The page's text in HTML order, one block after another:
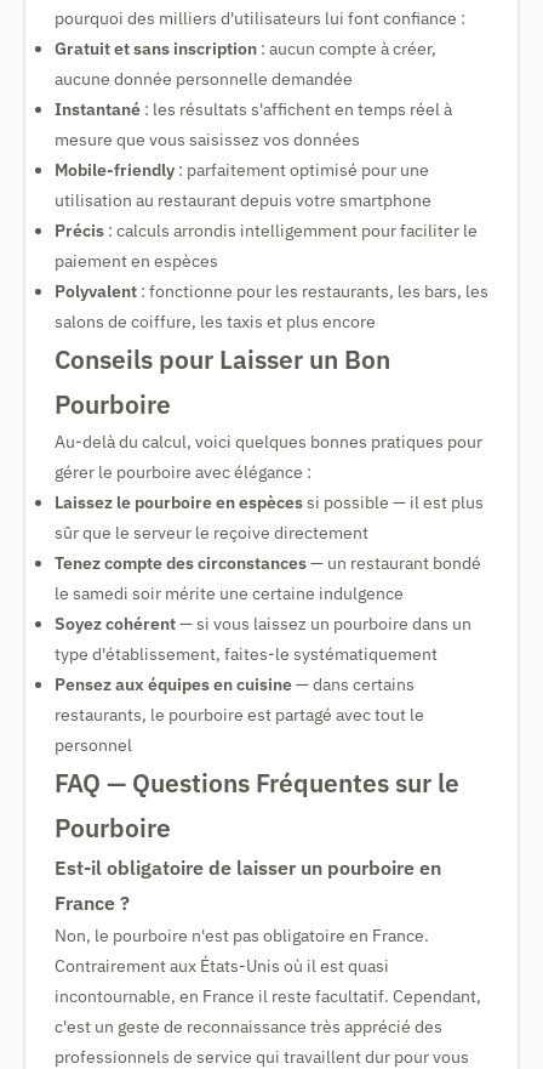
pourquoi des milliers d'utilisateurs lui font confiance :
Gratuit et sans inscription : aucun compte à créer,
aucune donnée personnelle demandée
Instantané : les résultats s'affichent en temps réel à
mesure que vous saisissez vos données
Mobile-friendly : parfaitement optimisé pour une
utilisation au restaurant depuis votre smartphone
Précis : calculs arrondis intelligemment pour faciliter le
paiement en espèces
Polyvalent : fonctionne pour les restaurants, les bars, les
salons de coiffure, les taxis et plus encore
Conseils pour Laisser un Bon
Pourboire
Au-delà du calcul, voici quelques bonnes pratiques pour
gérer le pourboire avec élégance :
Laissez le pourboire en espècessi possible — il est plus
sûr que le serveur le reçoive directement
Tenez compte des circonstances— un restaurant bondé
le samedi soir mérite une certaine indulgence
Soyez cohérent— si vous laissez un pourboire dans un
type d'établissement, faites-le systématiquement
Pensez aux équipes en cuisine— dans certains
restaurants, le pourboire est partagé avec tout le
personnel
FAQ — Questions Fréquentes sur le
Pourboire
Est-il obligatoire de laisser un pourboire en
France ?
Non, le pourboire n'est pas obligatoire en France.
Contrairement aux États-Unis où il est quasi
incontournable, en France il reste facultatif. Cependant,
c'est un geste de reconnaissance très apprécié des
professionnels de service qui travaillent dur pour vous